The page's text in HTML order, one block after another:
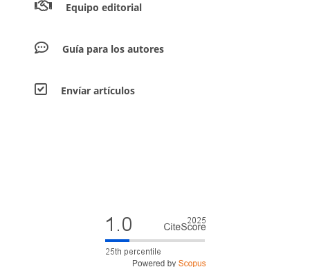
Equipo editorial
Guía para los autores
Envíar artículos